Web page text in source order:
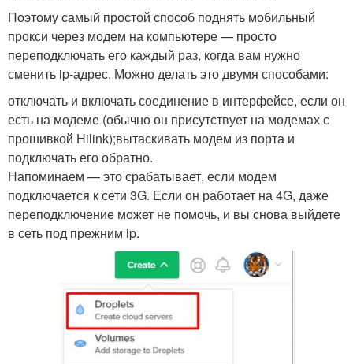
Поэтому самый простой способ поднять мобильный
прокси через модем на компьютере — просто
переподключать его каждый раз, когда вам нужно
сменить ip-адрес. Можно делать это двумя способами:
отключать и включать соединение в интерфейсе, если он
есть на модеме (обычно он присутствует на модемах с
прошивкой Hilink);вытаскивать модем из порта и
подключать его обратно.
Напоминаем — это срабатывает, если модем
подключается к сети 3G. Если он работает на 4G, даже
переподключение может не помочь, и вы снова выйдете
в сеть под прежним ip.